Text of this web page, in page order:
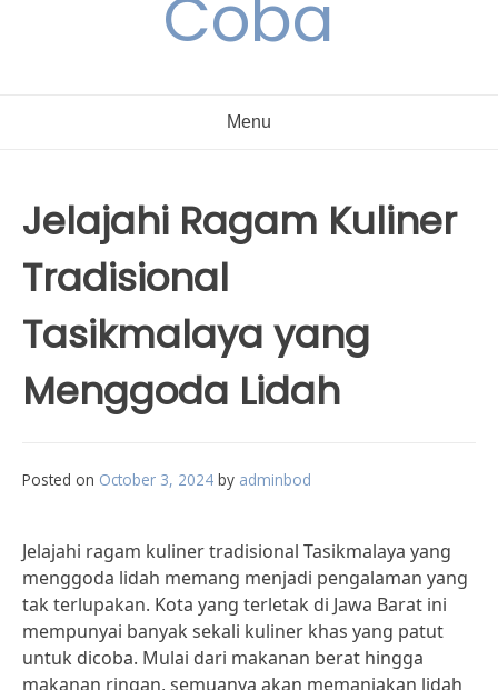
Coba
Menu
Jelajahi Ragam Kuliner
Tradisional
Tasikmalaya yang
Menggoda Lidah
Posted on October 3, 2024 by adminbod
Jelajahi ragam kuliner tradisional Tasikmalaya yang
menggoda lidah memang menjadi pengalaman yang
tak terlupakan. Kota yang terletak di Jawa Barat ini
mempunyai banyak sekali kuliner khas yang patut
untuk dicoba. Mulai dari makanan berat hingga
makanan ringan, semuanya akan memanjakan lidah